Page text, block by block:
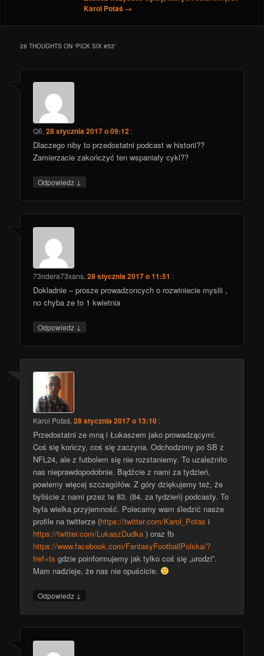
Karol Potaś →
28 THOUGHTS ON “PICK SIX #53”
Q6,28 stycznia 2017 o 09:12 :
Dlaczego niby to przedostatni podcast w historii??
Zamierzacie zakończyć ten wspaniały cykl??
Odpowiedz ↓
73ndera73xans,28 stycznia 2017 o 11:51 :
Dokladnie – prosze prowadzoncych o rozwiniecie myslii ,
no chyba ze to 1 kwietnia
Odpowiedz ↓
Karol Potaś,28 stycznia 2017 o 13:10 :
Przedostatni ze mną i Łukaszem jako prowadzącymi.
Coś się kończy, coś się zaczyna. Odchodzimy po SB z
NFL24, ale z futbolem się nie rozstaniemy. To uzależniło
nas nieprawdopodobnie. Bądźcie z nami za tydzień,
powiemy więcej szczegółów. Z góry dziękujemy też, że
byliście z nami przez te 83. (84. za tydzień) podcasty. To
była wielka przyjemność. Polecamy wam śledzić nasze
profile na twitterze (https://twitter.com/Karol_Potas i
https://twitter.com/LukaszDudka ) oraz fb
https://www.facebook.com/FantasyFootballPolska/?
fref=ts gdzie poinformujemy jak tylko coś się „urodzi”.
Mam nadzieje, że nas nie opuścicie.
Odpowiedz ↓